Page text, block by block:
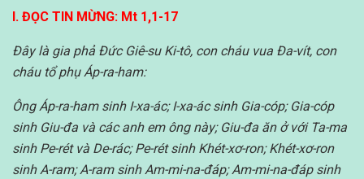
I. ĐỌC TIN MỪNG: Mt 1,1-17
Đây là gia phả Đức Giê-su Ki-tô, con cháu vua Đa-vít, con
cháu tổ phụ Áp-ra-ham:
Ông Áp-ra-ham sinh I-xa-ác; I-xa-ác sinh Gia-cóp; Gia-cóp
sinh Giu-đa và các anh em ông này; Giu-đa ăn ở với Ta-ma
sinh Pe-rét và De-rác; Pe-rét sinh Khét-xơ-ron; Khét-xơ-ron
sinh A-ram; A-ram sinh Am-mi-na-đáp; Am-mi-na-đáp sinh